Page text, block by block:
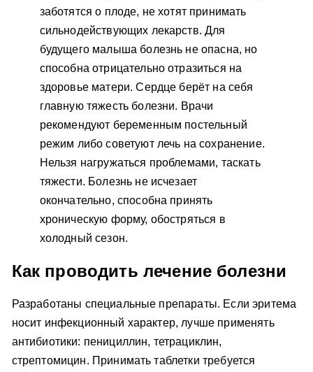
заботятся о плоде, не хотят принимать
сильнодействующих лекарств. Для
будущего малыша болезнь не опасна, но
способна отрицательно отразиться на
здоровье матери. Сердце берёт на себя
главную тяжесть болезни. Врачи
рекомендуют беременным постельный
режим либо советуют лечь на сохранение.
Нельзя нагружаться проблемами, таскать
тяжести. Болезнь не исчезает
окончательно, способна принять
хроническую форму, обостряться в
холодный сезон.
Как проводить лечение болезни
Разработаны специальные препараты. Если эритема
носит инфекционный характер, лучше применять
антибиотики: пенициллин, тетрациклин,
стрептомицин. Принимать таблетки требуется